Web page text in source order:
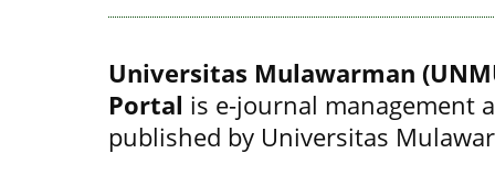
Universitas Mulawarman
Portal is e-journal management
published by Universitas